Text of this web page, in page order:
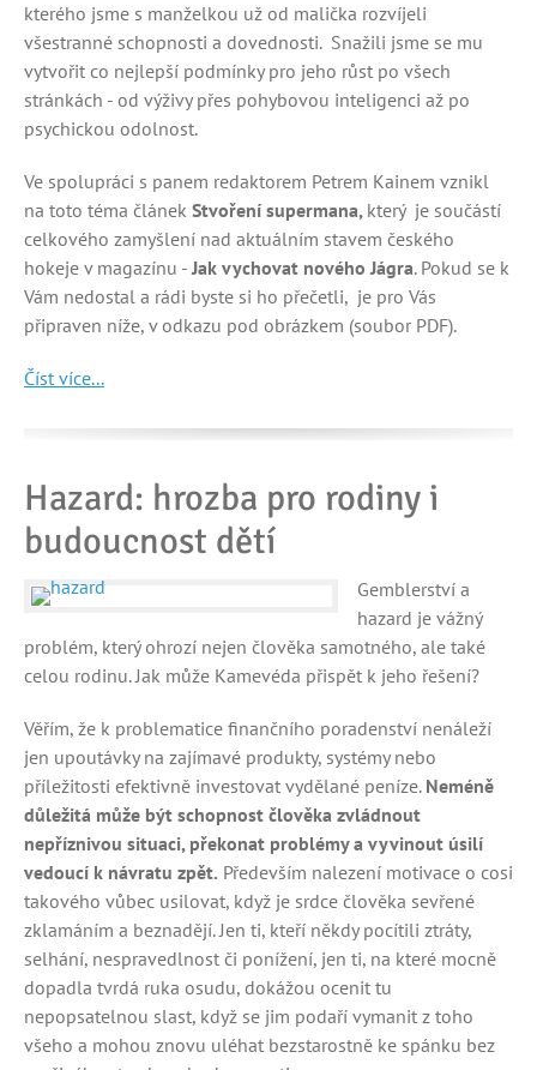
kterého jsme s manželkou už od malička rozvíjeli
všestranné schopnosti a dovednosti. Snažili jsme se mu
vytvořit co nejlepší podmínky pro jeho růst po všech
stránkách - od výživy přes pohybovou inteligenci až po
psychickou odolnost.
Ve spolupráci s panem redaktorem Petrem Kainem vznikl
na toto téma článek Stvoření supermana, který je součástí
celkového zamyšlení nad aktuálním stavem českého
hokeje v magazínu -Jak vychovat nového Jágra. Pokud se k
Vám nedostal a rádi byste si ho přečetli, je pro Vás
připraven níže, v odkazu pod obrázkem (soubor PDF).
Číst více...
Hazard: hrozba pro rodiny i
budoucnost dětí
Gemblerství a
hazard je vážný
problém, který ohrozí nejen člověka samotného, ale také
celou rodinu. Jak může Kamevéda přispět k jeho řešení?
Věřím, že k problematice finančního poradenství nenáleží
jen upoutávky na zajímavé produkty, systémy nebo
příležitosti efektivně investovat vydělané peníze. Neméně
důležitá může být schopnost člověka zvládnout
nepříznivou situaci, překonat problémy a vyvinout úsilí
vedoucí k návratu zpět. Především nalezení motivace o cosi
takového vůbec usilovat, když je srdce člověka sevřené
zklamáním a beznadějí. Jen ti, kteří někdy pocítili ztráty,
selhání, nespravedlnost či ponížení, jen ti, na které mocně
dopadla tvrdá ruka osudu, dokážou ocenit tu
nepopsatelnou slast, když se jim podaří vymanit z toho
všeho a mohou znovu uléhat bezstarostně ke spánku bez